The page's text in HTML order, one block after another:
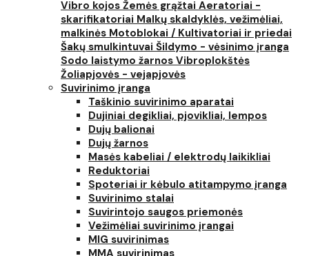
Vibro kojos Žemės grąžtai Aeratoriai -
skarifikatoriai Malkų skaldyklės, vežimėliai,
malkinės Motoblokai / Kultivatoriai ir priedai
Šakų smulkintuvai Šildymo - vėsinimo įranga
Sodo laistymo žarnos Vibroplokštės
Žoliapjovės - vejapjovės
Suvirinimo įranga
Taškinio suvirinimo aparatai
Dujiniai degikliai, pjovikliai, lempos
Dujų balionai
Dujų žarnos
Masės kabeliai / elektrodų laikikliai
Reduktoriai
Spoteriai ir kėbulo atitampymo įranga
Suvirinimo stalai
Suvirintojo saugos priemonės
Vežimėliai suvirinimo įrangai
MIG suvirinimas
MMA suvirinimas